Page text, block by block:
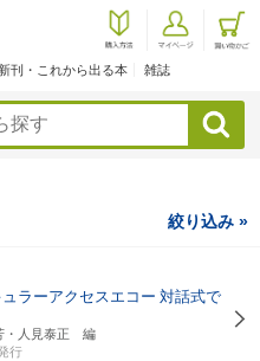
新刊・これから出る本 雑誌
検索
絞り込み »
ラーアクセスエコー 対話式で
・人見泰正 編
行